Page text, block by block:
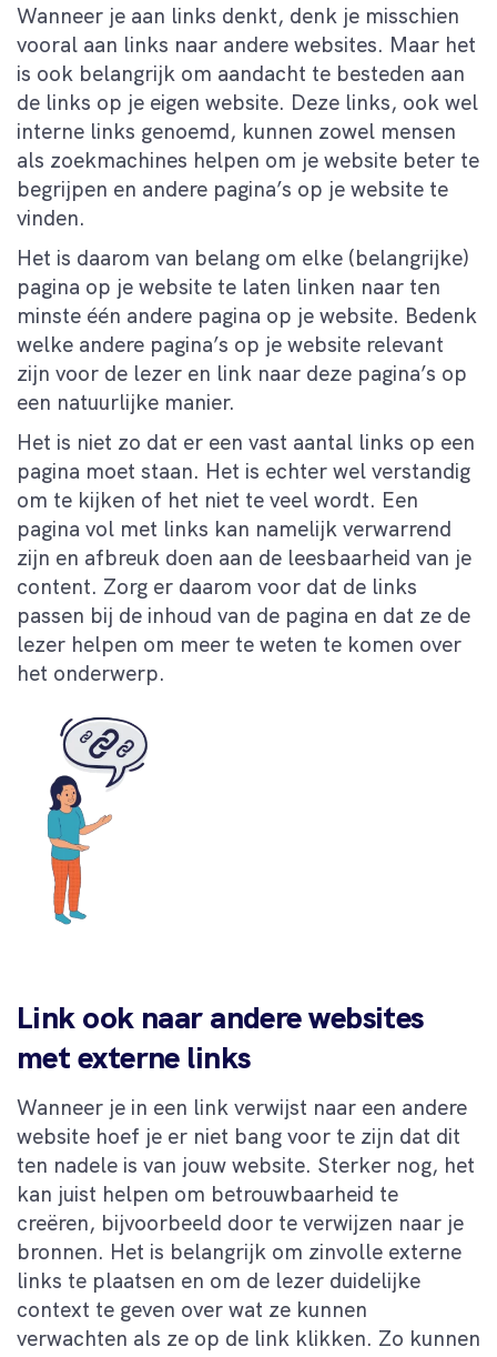
Wanneer je aan links denkt, denk je misschien
vooral aan links naar andere websites. Maar het
is ook belangrijk om aandacht te besteden aan
de links op je eigen website. Deze links, ook wel
interne links genoemd, kunnen zowel mensen
als zoekmachines helpen om je website beter te
begrijpen en andere pagina’s op je website te
vinden.
Het is daarom van belang om elke (belangrijke)
pagina op je website te laten linken naar ten
minste één andere pagina op je website. Bedenk
welke andere pagina’s op je website relevant
zijn voor de lezer en link naar deze pagina’s op
een natuurlijke manier.
Het is niet zo dat er een vast aantal links op een
pagina moet staan. Het is echter wel verstandig
om te kijken of het niet te veel wordt. Een
pagina vol met links kan namelijk verwarrend
zijn en afbreuk doen aan de leesbaarheid van je
content. Zorg er daarom voor dat de links
passen bij de inhoud van de pagina en dat ze de
lezer helpen om meer te weten te komen over
het onderwerp.
Link ook naar andere websites
met externe links
Wanneer je in een link verwijst naar een andere
website hoef je er niet bang voor te zijn dat dit
ten nadele is van jouw website. Sterker nog, het
kan juist helpen om betrouwbaarheid te
creëren, bijvoorbeeld door te verwijzen naar je
bronnen. Het is belangrijk om zinvolle externe
links te plaatsen en om de lezer duidelijke
context te geven over wat ze kunnen
verwachten als ze op de link klikken. Zo kunnen